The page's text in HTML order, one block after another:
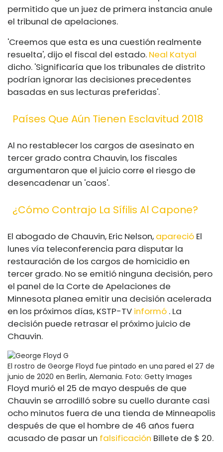
permitido que un juez de primera instancia anule
el tribunal de apelaciones.
'Creemos que esta es una cuestión realmente
resuelta', dijo el fiscal del estado. Neal Katyal
dicho. 'Significaría que los tribunales de distrito
podrían ignorar las decisiones precedentes
basadas en sus lecturas preferidas'.
Países Que Aún Tienen Esclavitud 2018
Al no restablecer los cargos de asesinato en
tercer grado contra Chauvin, los fiscales
argumentaron que el juicio corre el riesgo de
desencadenar un 'caos'.
¿Cómo Contrajo La Sífilis Al Capone?
El abogado de Chauvin, Eric Nelson, apareció El
lunes vía teleconferencia para disputar la
restauración de los cargos de homicidio en
tercer grado. No se emitió ninguna decisión, pero
el panel de la Corte de Apelaciones de
Minnesota planea emitir una decisión acelerada
en los próximos días, KSTP-TV informó . La
decisión puede retrasar el próximo juicio de
Chauvin.
El rostro de George Floyd fue pintado en una pared el 27 de
junio de 2020 en Berlín, Alemania. Foto: Getty Images
Floyd murió el 25 de mayo después de que
Chauvin se arrodilló sobre su cuello durante casi
ocho minutos fuera de una tienda de Minneapolis
después de que el hombre de 46 años fuera
acusado de pasar un falsificación Billete de $ 20.